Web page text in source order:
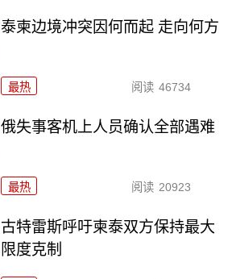
泰柬边境冲突因何而起 走向何方
最热 阅读 46734
俄失事客机上人员确认全部遇难
最热 阅读 20923
古特雷斯呼吁柬泰双方保持最大
限度克制